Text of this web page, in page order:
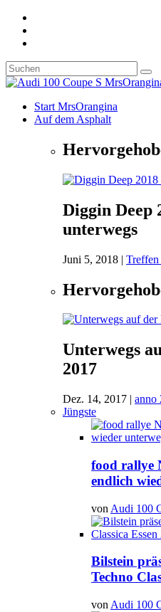
Start MrsOrangina
Auf dem Asphalt
Diggin Deep
unterwegs
Juni 5, 2018 |
Unterwegs
2017
Dez. 14, 2017 | anno
Jüngste
food rallye
endlich
von Audi 100
Bilstein
Techno
von Audi 100